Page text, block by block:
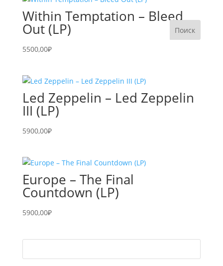
Within Temptation – Bleed
Out (LP)
5500,00₽
Led Zeppelin – Led Zeppelin
III (LP)
5900,00₽
Europe – The Final
Countdown (LP)
5900,00₽